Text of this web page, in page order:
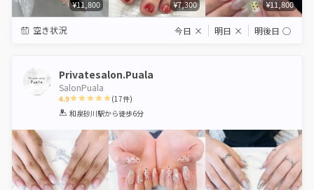
¥11,800 ¥7,300 ¥11,800
空き状況 今日 × 明日 × 明後日 ◯
Privatesalon.Puala
SalonPuala
4.9
1 2 3 4 5
(17件)
和泉砂川駅から徒歩6分